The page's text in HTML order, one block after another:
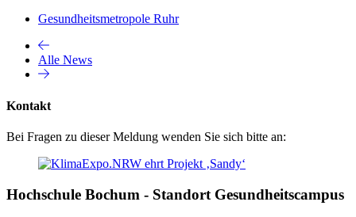
Gesundheitsmetropole Ruhr
Alle News
Kontakt
Bei Fragen zu dieser Meldung wenden Sie sich bitte an:
Hochschule Bochum - Standort Gesundheitscampus